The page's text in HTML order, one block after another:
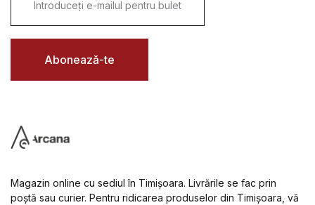
i
l
Abonează-te
Magazin online cu sediul în Timișoara. Livrările se fac prin
poștă sau curier. Pentru ridicarea produselor din Timișoara, vă